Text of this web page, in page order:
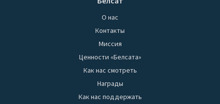
О нас
Контакты
Миссия
Ценности «Белсата»
Как нас смотреть
Награды
Как нас поддержать